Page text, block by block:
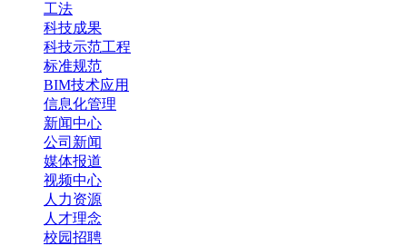
工法
科技成果
科技示范工程
标准规范
BIM技术应用
信息化管理
新闻中心
公司新闻
媒体报道
视频中心
人力资源
人才理念
校园招聘